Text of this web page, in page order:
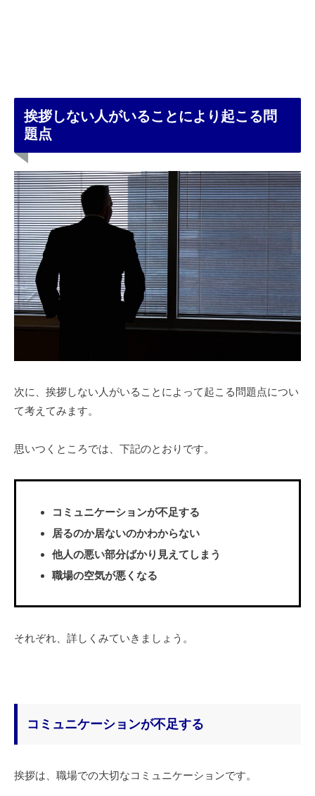
挨拶しない人がいることにより起こる問
題点
次に、挨拶しない人がいることによって起こる問題点につい
て考えてみます。
思いつくところでは、下記のとおりです。
コミュニケーションが不足する
居るのか居ないのかわからない
他人の悪い部分ばかり見えてしまう
職場の空気が悪くなる
それぞれ、詳しくみていきましょう。
コミュニケーションが不足する
挨拶は、職場での大切なコミュニケーションです。